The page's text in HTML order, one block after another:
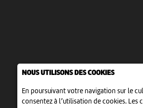
NOUS UTILISONS DES COOKIES
En poursuivant votre navigation sur le
consentez à l’utilisation de cookies. Les